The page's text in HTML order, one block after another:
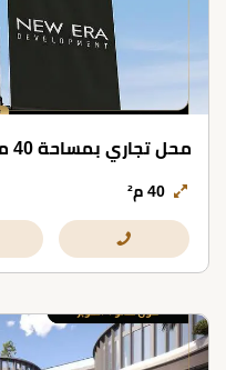
محل تجاري بمساحة 40 متر مربع مول هالو 6 أكتوبر
40 م²